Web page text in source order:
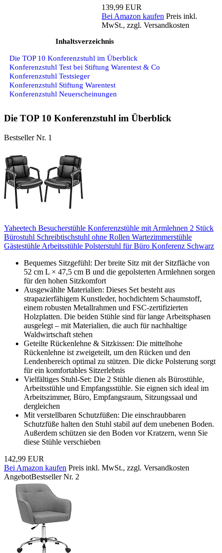
139,99 EUR
Bei Amazon kaufen Preis inkl.
MwSt., zzgl. Versandkosten
Inhaltsverzeichnis
Die TOP 10 Konferenzstuhl im Überblick
Konferenzstuhl Test bei Stiftung Warentest & Co
Konferenzstuhl Testsieger
Konferenzstuhl Stiftung Warentest
Konferenzstuhl Neuerscheinungen
Die TOP 10 Konferenzstuhl im Überblick
Bestseller Nr. 1
Yaheetech Besucherstühle Konferenzstühle mit Armlehnen 2 Stück
Bürostuhl Schreibtischstuhl ohne Rollen Wartezimmerstühle
Gästestühle Arbeitsstühle Polsterstuhl für Büro Konferenz Schwarz
Bequemes Sitzgefühl: Der breite Sitz mit der Sitzfläche von
52 cm L × 47,5 cm B und die gepolsterten Armlehnen sorgen
für den hohen Sitzkomfort
Ausgewählte Materialien: Dieses Set besteht aus
strapazierfähigem Kunstleder, hochdichtem Schaumstoff,
einem robusten Metallrahmen und FSC-zertifizierten
Holzplatten. Die beiden Stühle sind für lange Arbeitsphasen
ausgelegt – mit Materialien, die auch für nachhaltige
Waldwirtschaft stehen
Geteilte Rückenlehne & Sitzkissen: Die mittelhohe
Rückenlehne ist zweigeteilt, um den Rücken und den
Lendenbereich optimal zu stützen. Die dicke Polsterung sorgt
für ein komfortables Sitzerlebnis
Vielfältiges Stuhl-Set: Die 2 Stühle dienen als Bürostühle,
Arbeitsstühle und Empfangsstühle. Sie eignen sich ideal im
Arbeitszimmer, Büro, Empfangsraum, Sitzungssaal und
dergleichen
Mit verstellbaren Schutzfüßen: Die einschraubbaren
Schutzfüße halten den Stuhl stabil auf dem unebenen Boden.
Außerdem schützen sie den Boden vor Kratzern, wenn Sie
diese Stühle verschieben
142,99 EUR
Bei Amazon kaufen Preis inkl. MwSt., zzgl. Versandkosten
AngebotBestseller Nr. 2